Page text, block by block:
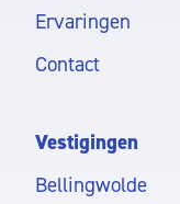
Ervaringen
Contact
Vestigingen
Bellingwolde